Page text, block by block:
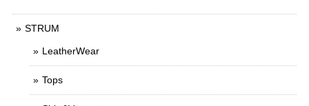
STRUM
LeatherWear
Tops